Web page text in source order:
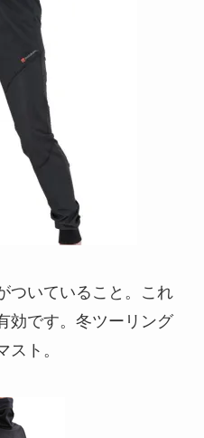
ついていること。これ
効です。冬ツーリング
ト。